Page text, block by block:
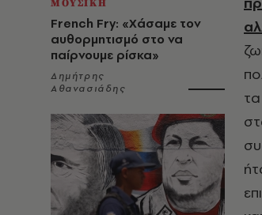
ΜΟΥΣΙΚΗ
French Fry: «Χάσαμε τον
αυθορμητισμό στο να
παίρνουμε ρίσκα»
Δημήτρης
Αθανασιάδης